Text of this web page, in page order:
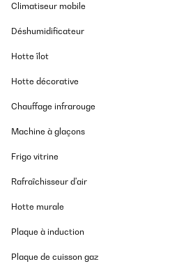
Climatiseur mobile
Déshumidificateur
Hotte îlot
Hotte décorative
Chauffage infrarouge
Machine à glaçons
Frigo vitrine
Rafraîchisseur d'air
Hotte murale
Plaque à induction
Plaque de cuisson gaz